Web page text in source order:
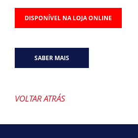
DISPONÍVEL NA LOJA ONLINE
SABER MAIS
VOLTAR ATRÁS